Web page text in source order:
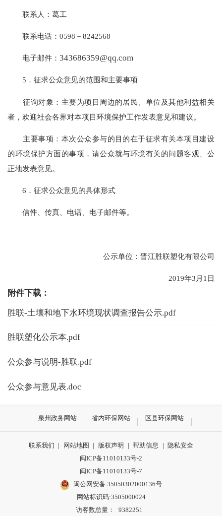
联系人：葛工
联系电话：0598－8242568
电子邮件：343686359@qq.com
5．征求公众意见的范围和主要事项
征询对象：主要为项目周边的居民、单位及其他利益相关
者，欢迎社会各界对本项目环境保护工作发表意见和建议。
主要事项：本次公众参与的目的在于征求有关本项目建设
的环境保护方面的事项，请公众就与环境有关的问题客观、公
正地发表意见。
6．征求公众意见的具体形式
信件、传真、电话、电子邮件等。
公示单位：晋江胜联塑化有限公司
2019年3月1日
附件下载：
胜联-土壤和地下水环境现状调查报告公示.pdf
胜联塑化公示本.pdf
公众参与说明-胜联.pdf
公众参与意见表.doc
泉州政务网站 省内环保网站 区县环保网站
联系我们 | 网站地图 | 版权声明 | 帮助信息 | 隐私安全
闽ICP备11010133号-2
闽ICP备11010133号-7
闽公网安备 35050302000136号
网站标识码:3505000024
访客数总量：
9382251